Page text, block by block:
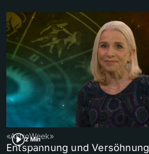
2 Min
«AstroWeek»
Entspannung und Versöhnung